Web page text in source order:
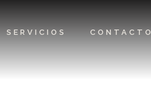
SERVICIOS CONTACTO